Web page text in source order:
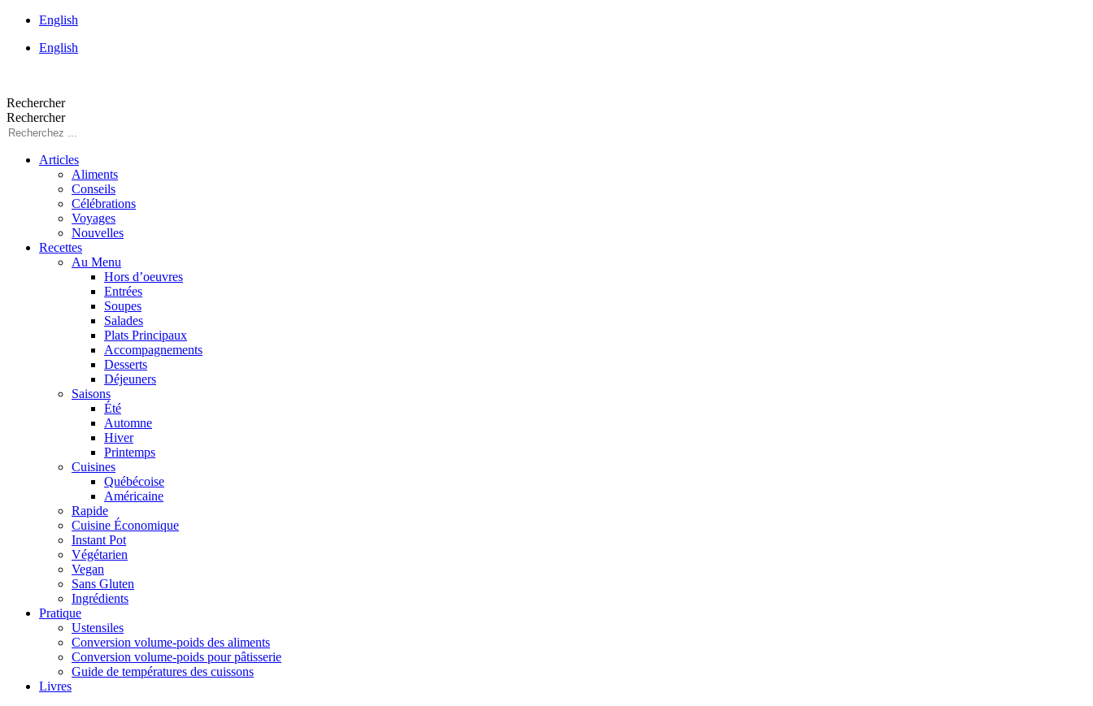
English
English
Rechercher
Rechercher
Articles
Aliments
Conseils
Célébrations
Voyages
Nouvelles
Recettes
Au Menu
Hors d’oeuvres
Entrées
Soupes
Salades
Plats Principaux
Accompagnements
Desserts
Déjeuners
Saisons
Été
Automne
Hiver
Printemps
Cuisines
Québécoise
Américaine
Rapide
Cuisine Économique
Instant Pot
Végétarien
Vegan
Sans Gluten
Ingrédients
Pratique
Ustensiles
Conversion volume-poids des aliments
Conversion volume-poids pour pâtisserie
Guide de températures des cuissons
Livres